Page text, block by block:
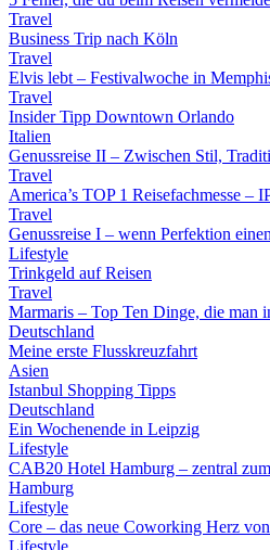
Travel
Business Trip nach Köln
Travel
Elvis lebt – Festivalwoche in
Travel
Insider Tipp Downtown Orlando
Italien
Genussreise II – Zwischen Stil,
Travel
America’s TOP 1 Reisefachmesse –
Travel
Genussreise I – wenn Perfektion
Lifestyle
Trinkgeld auf Reisen
Travel
Marmaris – Top Ten Dinge, die man
Deutschland
Meine erste Flusskreuzfahrt
Asien
Istanbul Shopping Tipps
Deutschland
Ein Wochenende in Leipzig
Lifestyle
CAB20 Hotel Hamburg – zentral
Hamburg
Lifestyle
Core – das neue Coworking Herz
Lifestyle